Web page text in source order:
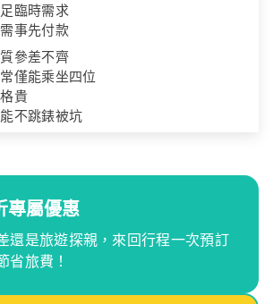
臨時需求
事先付款
參差不齊
僅能乘坐四位
貴
不跳錶被坑
專屬優惠
還是旅遊探親，來回行程一次預訂
省旅費！